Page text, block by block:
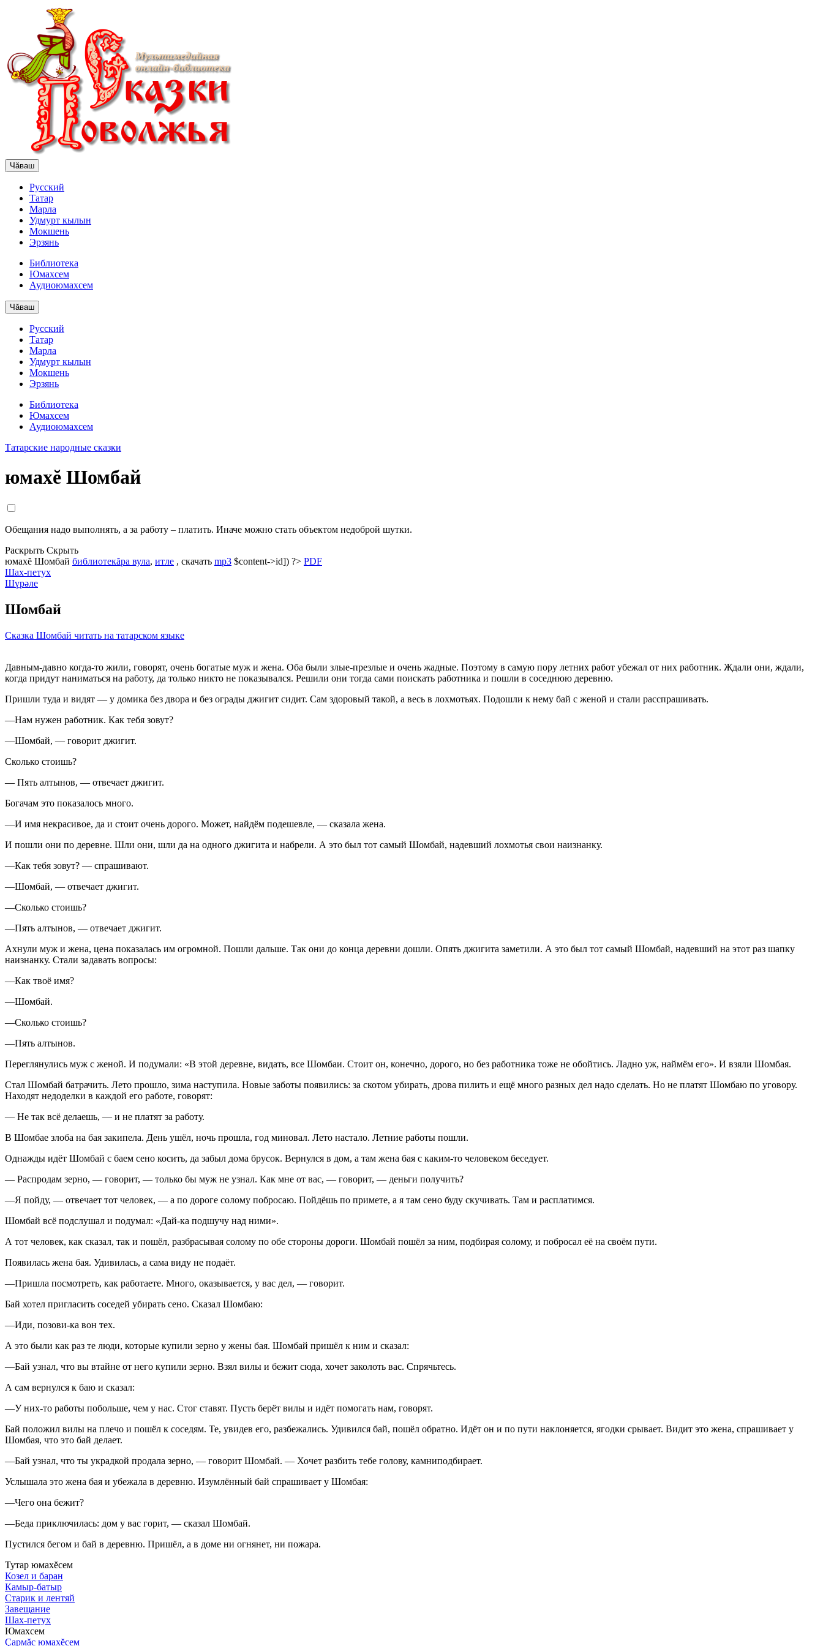
Чăваш
Русский
Татар
Марла
Удмурт кылын
Мокшень
Эрзянь
Библиотека
Юмахсем
Аудиоюмахсем
Чăваш
Русский
Татар
Марла
Удмурт кылын
Мокшень
Эрзянь
Библиотека
Юмахсем
Аудиоюмахсем
Татарские народные сказки
юмахĕ Шомбай
Обещания надо выполнять, а за работу – платить. Иначе можно стать объектом недоброй шутки.
Раскрыть Скрыть
юмахĕ Шомбай библиотекăра вула, итле , скачать mp3 $content->id]) ?> PDF
Шах-петух
Шүрәле
Шомбай
Сказка Шомбай читать на татарском языке
Давным-давно когда-то жили, говорят, очень богатые муж и жена. Оба были злые-презлые и очень жадные. Поэтому в самую пору летних работ убежал от них работник. Ждали они, ждали,
когда придут наниматься на работу, да только никто не показывался. Решили они тогда сами поискать работника и пошли в соседнюю деревню.
Пришли туда и видят — у домика без двора и без ограды джигит сидит. Сам здоровый такой, а весь в лохмотьях. Подошли к нему бай с женой и стали расспрашивать.
—Нам нужен работник. Как тебя зовут?
—Шомбай, — говорит джигит.
Сколько стоишь?
— Пять алтынов, — отвечает джигит.
Богачам это показалось много.
—И имя некрасивое, да и стоит очень дорого. Может, найдём подешевле, — сказала жена.
И пошли они по деревне. Шли они, шли да на одного джигита и набрели. А это был тот самый Шомбай, надевший лохмотья свои наизнанку.
—Как тебя зовут? — спрашивают.
—Шомбай, — отвечает джигит.
—Сколько стоишь?
—Пять алтынов, — отвечает джигит.
Ахнули муж и жена, цена показалась им огромной. Пошли дальше. Так они до конца деревни дошли. Опять джигита заметили. А это был тот самый Шомбай, надевший на этот раз шапку
наизнанку. Стали задавать вопросы:
—Как твоё имя?
—Шомбай.
—Сколько стоишь?
—Пять алтынов.
Переглянулись муж с женой. И подумали: «В этой деревне, видать, все Шомбаи. Стоит он, конечно, дорого, но без работника тоже не обойтись. Ладно уж, наймём его». И взяли Шомбая.
Стал Шомбай батрачить. Лето прошло, зима наступила. Новые заботы появились: за скотом убирать, дрова пилить и ещё много разных дел надо сделать. Но не платят Шомбаю по уговору.
Находят недоделки в каждой его работе, говорят:
— Не так всё делаешь, — и не платят за работу.
В Шомбае злоба на бая закипела. День ушёл, ночь прошла, год миновал. Лето настало. Летние работы пошли.
Однажды идёт Шомбай с баем сено косить, да забыл дома брусок. Вернулся в дом, а там жена бая с каким-то человеком беседует.
— Распродам зерно, — говорит, — только бы муж не узнал. Как мне от вас, — говорит, — деньги получить?
—Я пойду, — отвечает тот человек, — а по дороге солому побросаю. Пойдёшь по примете, а я там сено буду скучивать. Там и расплатимся.
Шомбай всё подслушал и подумал: «Дай-ка подшучу над ними».
А тот человек, как сказал, так и пошёл, разбрасывая солому по обе стороны дороги. Шомбай пошёл за ним, подбирая солому, и побросал её на своём пути.
Появилась жена бая. Удивилась, а сама виду не подаёт.
—Пришла посмотреть, как работаете. Много, оказывается, у вас дел, — говорит.
Бай хотел пригласить соседей убирать сено. Сказал Шомбаю:
—Иди, позови-ка вон тех.
А это были как раз те люди, которые купили зерно у жены бая. Шомбай пришёл к ним и сказал:
—Бай узнал, что вы втайне от него купили зерно. Взял вилы и бежит сюда, хочет заколоть вас. Спрячьтесь.
А сам вернулся к баю и сказал:
—У них-то работы побольше, чем у нас. Стог ставят. Пусть берёт вилы и идёт помогать нам, говорят.
Бай положил вилы на плечо и пошёл к соседям. Те, увидев его, разбежались. Удивился бай, пошёл обратно. Идёт он и по пути наклоняется, ягодки срывает. Видит это жена, спрашивает у
Шомбая, что это бай делает.
—Бай узнал, что ты украдкой продала зерно, — говорит Шомбай. — Хочет разбить тебе голову, камниподбирает.
Услышала это жена бая и убежала в деревню. Изумлённый бай спрашивает у Шомбая:
—Чего она бежит?
—Беда приключилась: дом у вас горит, — сказал Шомбай.
Пустился бегом и бай в деревню. Пришёл, а в доме ни огнянет, ни пожара.
Тутар юмахĕсем
Козел и баран
Камыр-батыр
Старик и лентяй
Завещание
Шах-петух
Юмахсем
Çармăс юмахĕсем